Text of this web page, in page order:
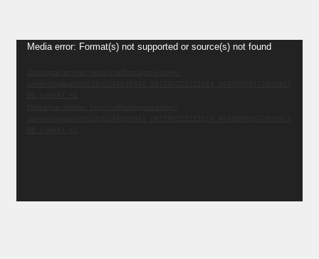
Reproductor
Media error: Format(s) not supported or source(s) not found